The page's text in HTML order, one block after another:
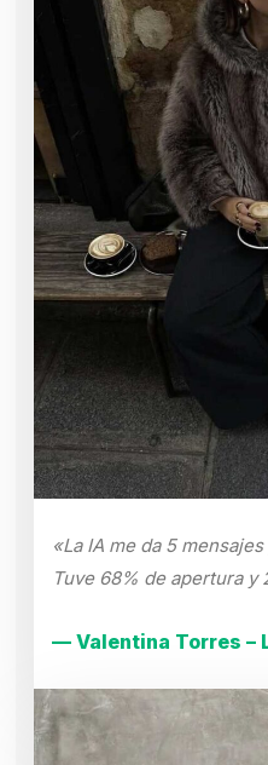
«La IA me da 5
Tuve 68% de apertura y
— Valentina Torres –